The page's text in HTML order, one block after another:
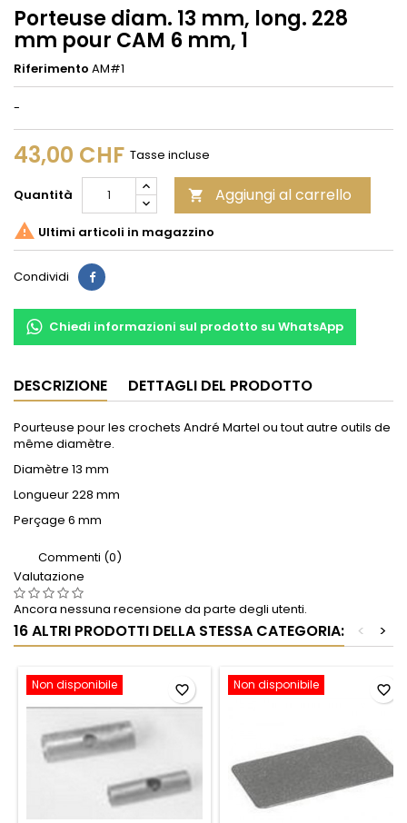
Porteuse diam. 13 mm, long. 228
mm pour CAM 6 mm, 1
Riferimento AM#1
-
43,00 CHF Tasse incluse
Quantità  Aggiungi al carrello
 Ultimi articoli in magazzino
Condividi Condividi
Chiedi informazioni sul prodotto su WhatsApp
DESCRIZIONE DETTAGLI DEL PRODOTTO
Pourteuse pour les crochets André Martel ou tout autre outils de
même diamètre.
Diamètre 13 mm
Longueur 228 mm
Perçage 6 mm
Commenti (0)
Valutazione
Ancora nessuna recensione da parte degli utenti.
16 ALTRI PRODOTTI DELLA STESSA CATEGORIA: >
<
Non disponibile favorite_border Non disponibile favorite_border